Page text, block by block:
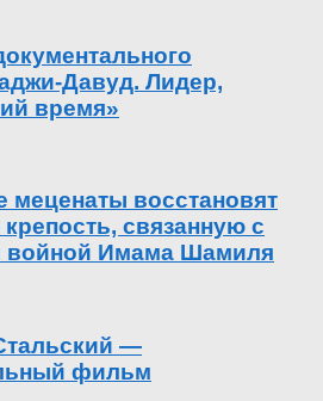
Давуд. Лидер,
время»
меценаты восстановят
связанную с
войной Имама Шамиля
—
фильм